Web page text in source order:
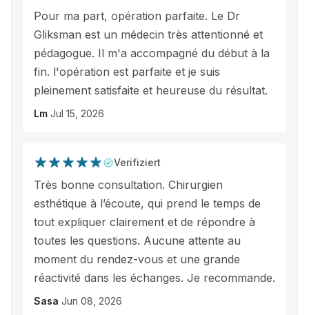
Pour ma part, opération parfaite. Le Dr
Gliksman est un médecin très attentionné et
pédagogue. Il m'a accompagné du début à la
fin. l'opération est parfaite et je suis
pleinement satisfaite et heureuse du résultat.
Lm Jul 15, 2026
Verifiziert
Très bonne consultation. Chirurgien
esthétique à l’écoute, qui prend le temps de
tout expliquer clairement et de répondre à
toutes les questions. Aucune attente au
moment du rendez-vous et une grande
réactivité dans les échanges. Je recommande.
Sasa Jun 08, 2026